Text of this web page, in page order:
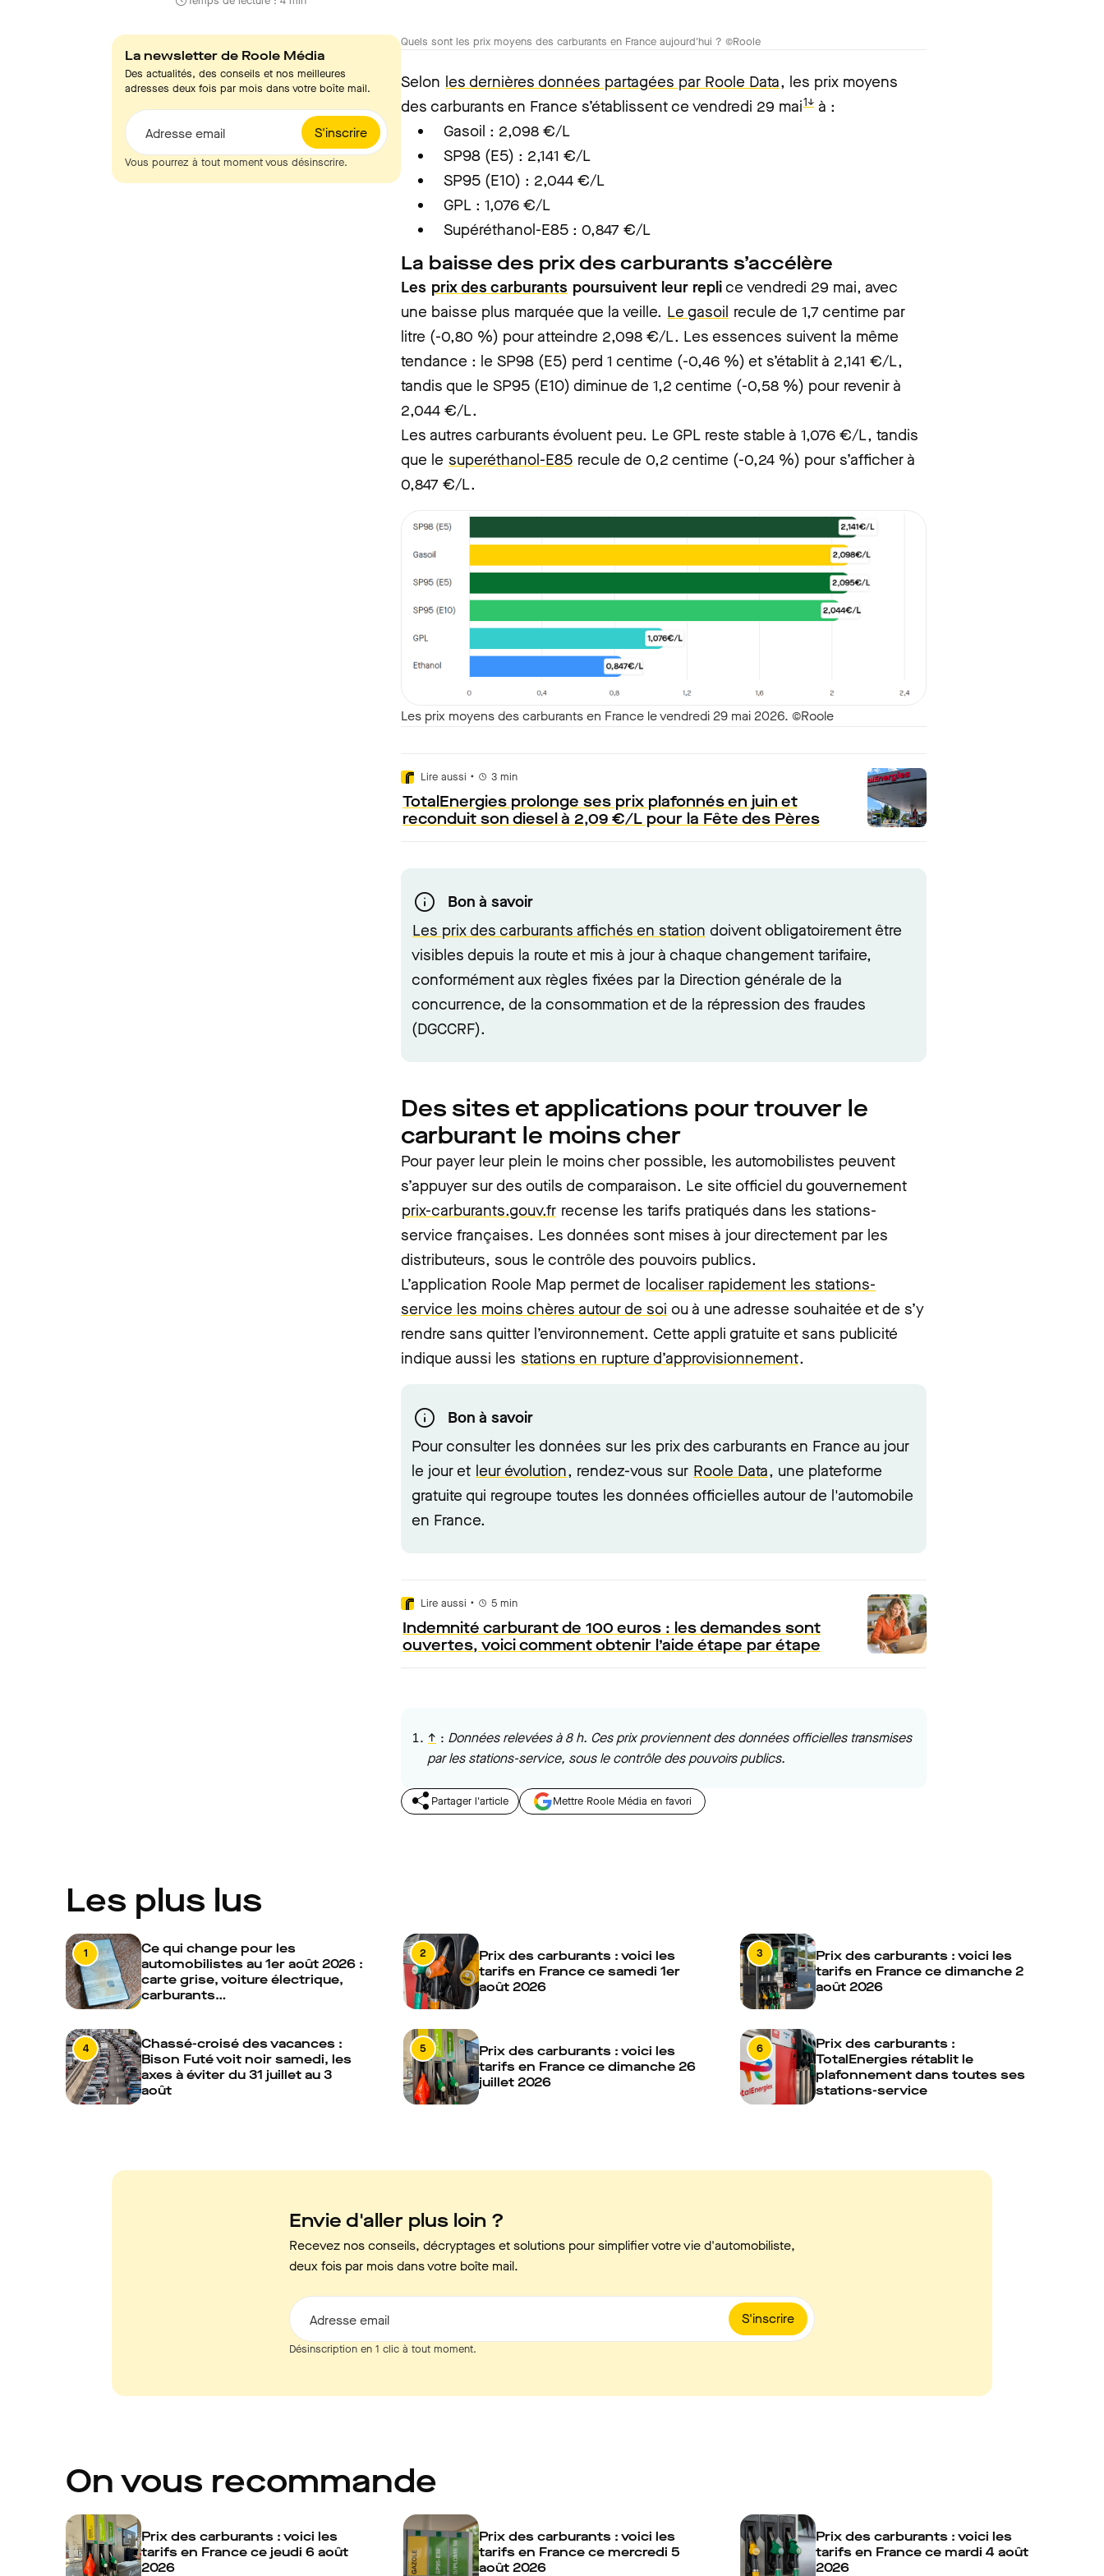
La newsletter de Roole Média
Des actualités, des conseils et nos meilleures
adresses deux fois par mois dans votre boîte mail.
S'inscrire
Adresse email
Vous pourrez à tout moment vous désinscrire.
Quels sont les prix moyens des carburants en France aujourd'hui ? ©Roole
Selon les dernières données partagées par Roole Data, les prix moyens
des carburants en France s’établissent ce vendredi 29 mai1↓ à :
Gasoil : 2,098 €/L
SP98 (E5) : 2,141 €/L
SP95 (E10) : 2,044 €/L
GPL : 1,076 €/L
Supéréthanol-E85 : 0,847 €/L
La baisse des prix des carburants s’accélère
Les prix des carburants poursuivent leur repli ce vendredi 29 mai, avec
une baisse plus marquée que la veille. Le gasoil recule de 1,7 centime par
litre (-0,80 %) pour atteindre 2,098 €/L. Les essences suivent la même
tendance : le SP98 (E5) perd 1 centime (-0,46 %) et s’établit à 2,141 €/L,
tandis que le SP95 (E10) diminue de 1,2 centime (-0,58 %) pour revenir à
2,044 €/L.
Les autres carburants évoluent peu. Le GPL reste stable à 1,076 €/L, tandis
que le superéthanol-E85 recule de 0,2 centime (-0,24 %) pour s’afficher à
0,847 €/L.
Les prix moyens des carburants en France le vendredi 29 mai 2026. ©Roole
Lire aussi • 3 min
TotalEnergies prolonge ses prix plafonnés en juin et
reconduit son diesel à 2,09 €/L pour la Fête des Pères
Bon à savoir
Les prix des carburants affichés en station doivent obligatoirement être
visibles depuis la route et mis à jour à chaque changement tarifaire,
conformément aux règles fixées par la Direction générale de la
concurrence, de la consommation et de la répression des fraudes
(DGCCRF).
Des sites et applications pour trouver le
carburant le moins cher
Pour payer leur plein le moins cher possible, les automobilistes peuvent
s’appuyer sur des outils de comparaison. Le site officiel du gouvernement
prix-carburants.gouv.fr recense les tarifs pratiqués dans les stations-
service françaises. Les données sont mises à jour directement par les
distributeurs, sous le contrôle des pouvoirs publics.
L’application Roole Map permet de localiser rapidement les stations-
service les moins chères autour de soi ou à une adresse souhaitée et de s’y
rendre sans quitter l’environnement. Cette appli gratuite et sans publicité
indique aussi les stations en rupture d’approvisionnement.
Bon à savoir
Pour consulter les données sur les prix des carburants en France au jour
le jour et leur évolution, rendez-vous sur Roole Data, une plateforme
gratuite qui regroupe toutes les données officielles autour de l'automobile
en France.
Lire aussi • 5 min
Indemnité carburant de 100 euros : les demandes sont
ouvertes, voici comment obtenir l’aide étape par étape
↑ : Données relevées à 8 h. Ces prix proviennent des données officielles transmises
par les stations-service, sous le contrôle des pouvoirs publics.
Partager l'article Mettre Roole Média en favori
Les plus lus
1
Ce qui change pour les
automobilistes au 1er août 2026 :
carte grise, voiture électrique,
carburants…
2
Prix des carburants : voici les
tarifs en France ce samedi 1er
août 2026
3
Prix des carburants : voici les
tarifs en France ce dimanche 2
août 2026
4
Chassé-croisé des vacances :
Bison Futé voit noir samedi, les
axes à éviter du 31 juillet au 3
août
5
Prix des carburants : voici les
tarifs en France ce dimanche 26
juillet 2026
6
Prix des carburants :
TotalEnergies rétablit le
plafonnement dans toutes ses
stations-service
Envie d'aller plus loin ?
Recevez nos conseils, décryptages et solutions pour simplifier votre vie d'automobiliste,
deux fois par mois dans votre boîte mail.
S'inscrire
Adresse email
Désinscription en 1 clic à tout moment.
On vous recommande
Prix des carburants : voici les
tarifs en France ce jeudi 6 août
2026
Prix des carburants : voici les
tarifs en France ce mercredi 5
août 2026
Prix des carburants : voici les
tarifs en France ce mardi 4 août
2026